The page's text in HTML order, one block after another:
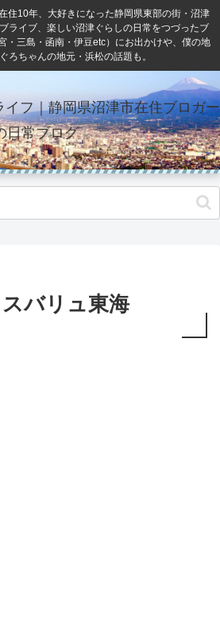
住10年、大好きになった静岡県東部の街・沼津
ライブ、楽しい沼津ぐらしの日常をつづったブ
・三島・函南・伊豆etc）にお出かけや、僕の地
ろちゃんの地元・浜松の話題も。
フ｜静岡県沼津市在住ブロガー
日常ブログ
バリュ東海